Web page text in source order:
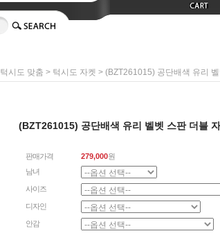
턱시도 맞춤 > 턱시도 자켓 > (BZT261015) 공단배색 유리
(BZT261015) 공단배색 유리 벨벳 스판 더블
판매가격 279,000원
남녀
사이즈
디자인
안감